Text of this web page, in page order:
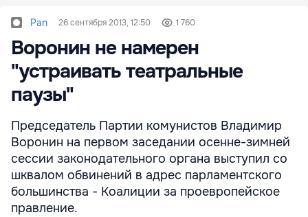
Pan 26 сентября 2013, 12:50 1 760
Воронин не намерен
"устраивать театральные
паузы"
Председатель Партии комунистов Владимир
Воронин на первом заседании осенне-зимней
сессии законодательного органа выступил со
шквалом обвинений в адрес парламентского
большинства - Коалиции за проевропейское
правление.